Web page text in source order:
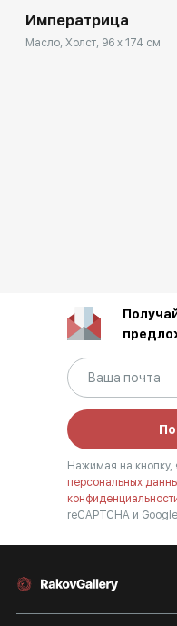
Императрица
Масло, Холст, 96 x 174 см
Нажимая на кнопку,
персональных
reCAPTCHA и Google